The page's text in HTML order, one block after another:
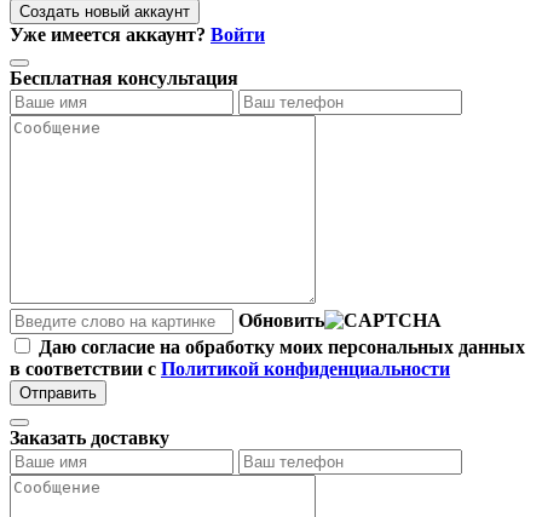
Создать новый аккаунт
Уже имеется аккаунт? Войти
Бесплатная консультация
Обновить
Даю согласие на обработку моих персональных данных
в соответствии с Политикой конфиденциальности
Отправить
Заказать доставку